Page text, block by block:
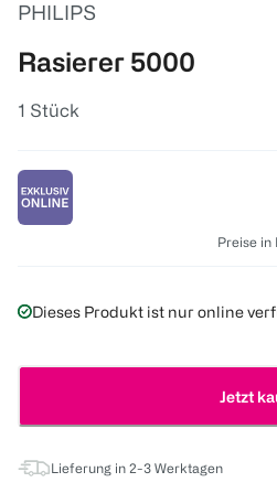
PHILIPS
Rasierer 5000
1 Stück
Preise in
Dieses Produkt ist nur online
Jetzt
Lieferung in 2-3 Werktagen